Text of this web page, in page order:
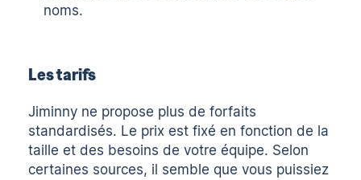
noms.
Les tarifs
Jiminny ne propose plus de forfaits
standardisés. Le prix est fixé en fonction de la
taille et des besoins de votre équipe. Selon
certaines sources, il semble que vous puissiez